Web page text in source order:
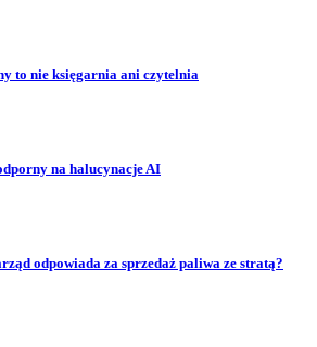
to nie księgarnia ani czytelnia
na halucynacje AI
odpowiada za sprzedaż paliwa ze stratą?